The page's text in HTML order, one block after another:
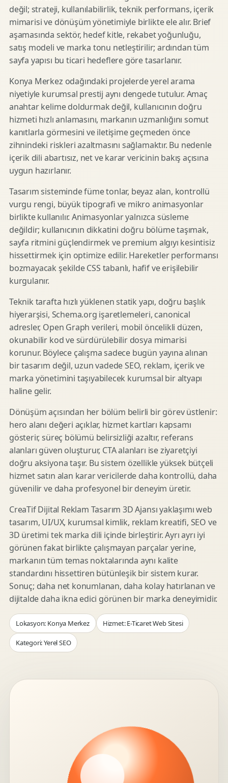
değil; strateji, kullanılabilirlik, teknik performans, içerik
mimarisi ve dönüşüm yönetimiyle birlikte ele alır. Brief
aşamasında sektör, hedef kitle, rekabet yoğunluğu,
satış modeli ve marka tonu netleştirilir; ardından tüm
sayfa yapısı bu ticari hedeflere göre tasarlanır.
Konya Merkez odağındaki projelerde yerel arama
niyetiyle kurumsal prestij aynı dengede tutulur. Amaç
anahtar kelime doldurmak değil, kullanıcının doğru
hizmeti hızlı anlamasını, markanın uzmanlığını somut
kanıtlarla görmesini ve iletişime geçmeden önce
zihnindeki riskleri azaltmasını sağlamaktır. Bu nedenle
içerik dili abartısız, net ve karar vericinin bakış açısına
uygun hazırlanır.
Tasarım sisteminde füme tonlar, beyaz alan, kontrollü
vurgu rengi, büyük tipografi ve mikro animasyonlar
birlikte kullanılır. Animasyonlar yalnızca süsleme
değildir; kullanıcının dikkatini doğru bölüme taşımak,
sayfa ritmini güçlendirmek ve premium algıyı kesintisiz
hissettirmek için optimize edilir. Hareketler performansı
bozmayacak şekilde CSS tabanlı, hafif ve erişilebilir
kurgulanır.
Teknik tarafta hızlı yüklenen statik yapı, doğru başlık
hiyerarşisi, Schema.org işaretlemeleri, canonical
adresler, Open Graph verileri, mobil öncelikli düzen,
okunabilir kod ve sürdürülebilir dosya mimarisi
korunur. Böylece çalışma sadece bugün yayına alınan
bir tasarım değil, uzun vadede SEO, reklam, içerik ve
marka yönetimini taşıyabilecek kurumsal bir altyapı
haline gelir.
Dönüşüm açısından her bölüm belirli bir görev üstlenir:
hero alanı değeri açıklar, hizmet kartları kapsamı
gösterir, süreç bölümü belirsizliği azaltır, referans
alanları güven oluşturur, CTA alanları ise ziyaretçiyi
doğru aksiyona taşır. Bu sistem özellikle yüksek bütçeli
hizmet satın alan karar vericilerde daha kontrollü, daha
güvenilir ve daha profesyonel bir deneyim üretir.
CreaTif Dijital Reklam Tasarım 3D Ajansı yaklaşımı web
tasarım, UI/UX, kurumsal kimlik, reklam kreatifi, SEO ve
3D üretimi tek marka dili içinde birleştirir. Ayrı ayrı iyi
görünen fakat birlikte çalışmayan parçalar yerine,
markanın tüm temas noktalarında aynı kalite
standardını hissettiren bütünleşik bir sistem kurar.
Sonuç; daha net konumlanan, daha kolay hatırlanan ve
dijitalde daha ikna edici görünen bir marka deneyimidir.
Lokasyon: Konya Merkez Hizmet: E-Ticaret Web Sitesi
Kategori: Yerel SEO